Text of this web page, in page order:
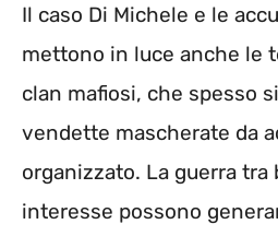
Il caso Di Michele e le
mettono in luce anche le
clan mafiosi, che spesso
vendette mascherate da
organizzato. La guerra
interesse possono